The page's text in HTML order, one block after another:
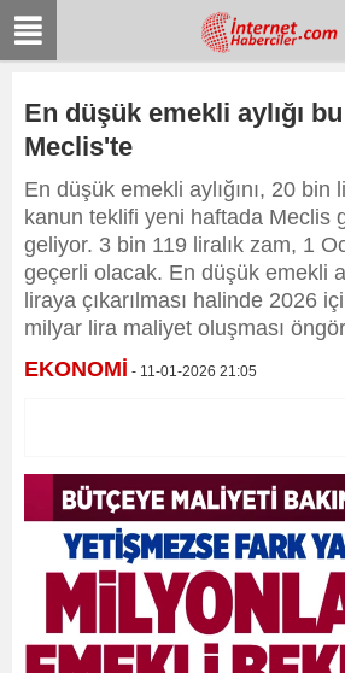
En düşük emekli aylığı
Meclis'te
En düşük emekli aylığını, 20 bin
kanun teklifi yeni haftada Meclis
geliyor. 3 bin 119 liralık zam, 1
geçerli olacak. En düşük emekli
liraya çıkarılması halinde 2026
milyar lira maliyet oluşması
EKONOMİ - 11-01-2026 21:05